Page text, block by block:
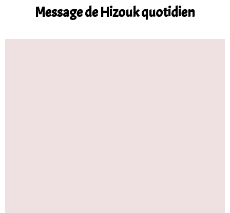
Message de Hizouk quotidien